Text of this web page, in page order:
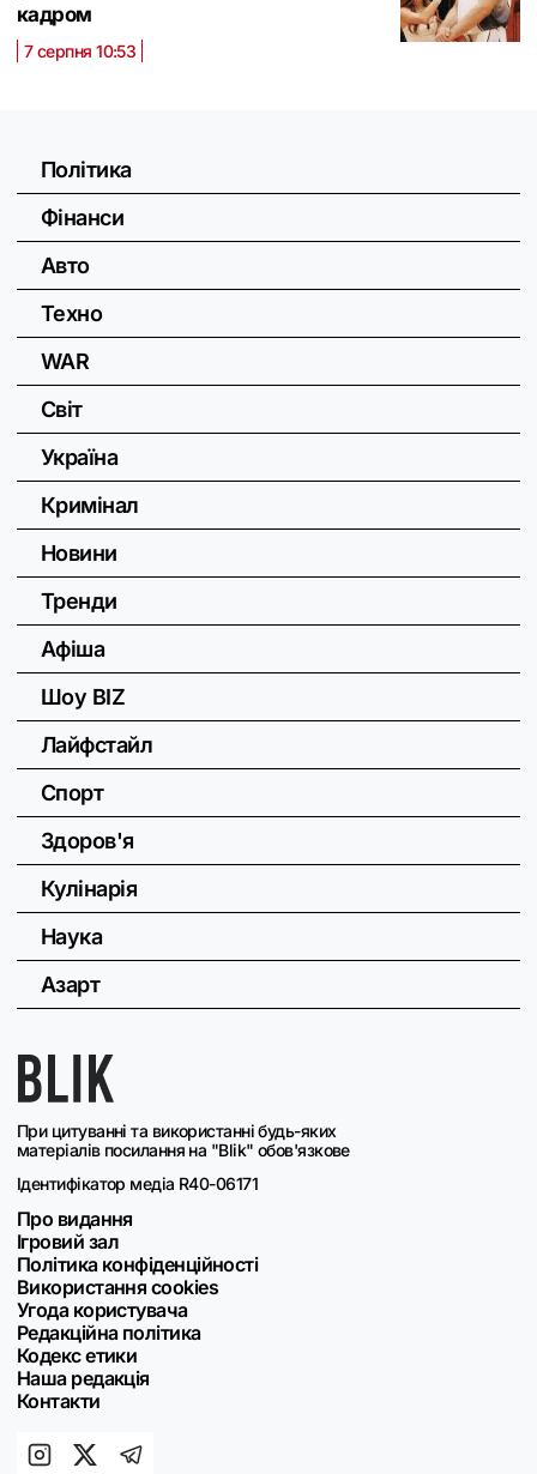
кадром
7 серпня 10:53
При цитуванні та використанні будь-яких
матеріалів посилання на "Blik" обов'язкове
Ідентифікатор медіа R40-06171
Про видання
Ігровий зал
Політика конфіденційності
Використання cookies
Угода користувача
Редакційна політика
Кодекс етики
Наша редакція
Контакти
Політика
Фінанси
Авто
Техно
WAR
Світ
Україна
Кримінал
Новини
Тренди
Афіша
Шоу BIZ
Лайфстайл
Спорт
Здоров'я
Кулінарія
Наука
Азарт